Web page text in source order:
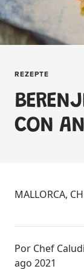
REZEPTE
CON
Por Chef
ago 2021
MALLORCA,